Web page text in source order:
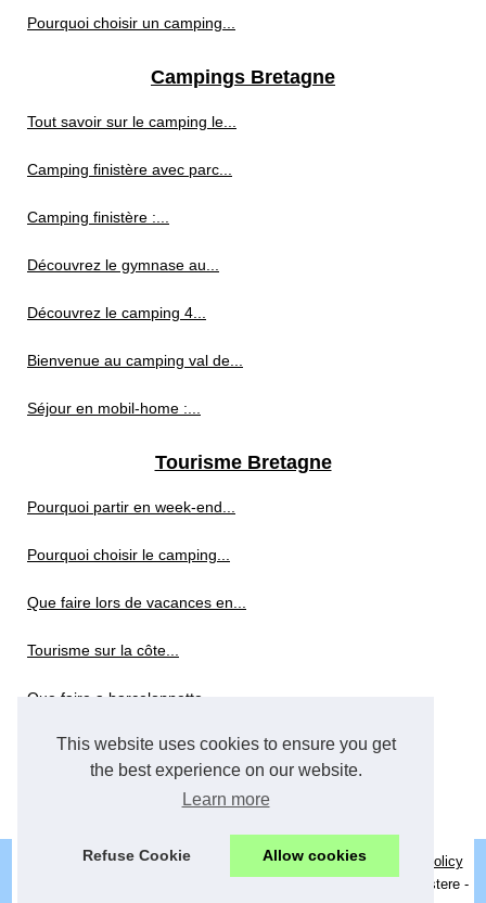
This website uses cookies to ensure you get
the best experience on our website.
Learn more
Refuse Cookie Allow cookies
Pourquoi choisir un camping...
Campings Bretagne
Tout savoir sur le camping le...
Camping finistère avec parc...
Camping finistère :...
Découvrez le gymnase au...
Découvrez le camping 4...
Bienvenue au camping val de...
Séjour en mobil-home :...
Tourisme Bretagne
Pourquoi partir en week-end...
Pourquoi choisir le camping...
Que faire lors de vacances en...
Tourisme sur la côte...
Que faire a barcelonnette...
Demi-pension : conseils pour...
Pourquoi choisir le tarn pour...
Gitemontigne.com| Découvrir de nos articles| Cookies Policy
Location villa Bretagne - Villa de luxe Bretagne - Gite de luxe Finistere -